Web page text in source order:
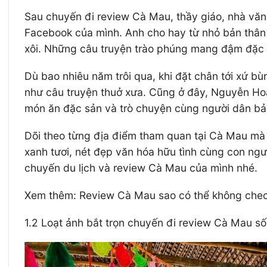
Sau chuyến đi review Cà Mau, thầy giáo, nhà
Facebook của mình. Anh cho hay từ nhỏ bản
xôi. Những câu truyện trào phúng mang đậm
Dù bao nhiêu năm trôi qua, khi đặt chân tới xứ
như câu truyện thuở xưa. Cũng ở đây, Nguyễn
món ăn đặc sản và trò chuyện cùng người dân
Dõi theo từng địa điểm tham quan tại Cà Mau
xanh tươi, nét đẹp văn hóa hữu tình cùng con
chuyến du lịch và review Cà Mau của mình nhé.
Xem thêm: Review Cà Mau sao có thể không
1.2 Loạt ảnh bắt trọn chuyến đi review Cà Mau